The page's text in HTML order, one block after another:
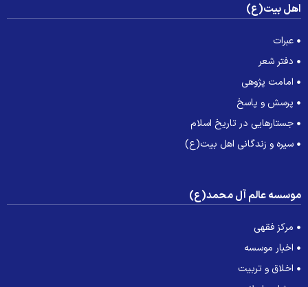
بیت(ع)
عبرات
دفتر شعر
امامت پژوهی
پرسش و پاسخ
جستارهایی در تاریخ اسلام
سیره و زندگانی اهل بیت(ع)
عالم آل محمد(ع)
مرکز فقهی
اخبار موسسه
اخلاق و تربیت